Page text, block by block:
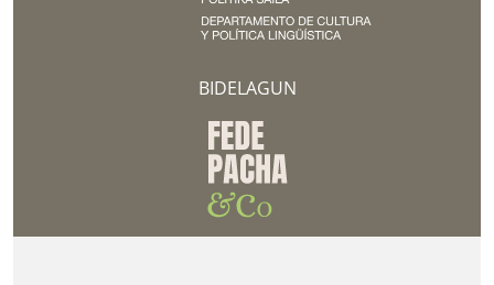
BIDELAGUN